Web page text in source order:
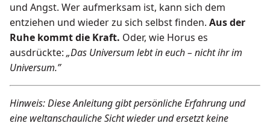
und Angst. Wer aufmerksam ist, kann sich dem
entziehen und wieder zu sich selbst finden. Aus der
Ruhe kommt die Kraft. Oder, wie Horus es
ausdrückte: „Das Universum lebt in euch – nicht ihr im
Universum.”
Hinweis: Diese Anleitung gibt persönliche Erfahrung und
eine weltanschauliche Sicht wieder und ersetzt keine